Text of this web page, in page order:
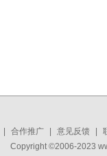
合作推广 意见反馈
Copyright ©2006-2023